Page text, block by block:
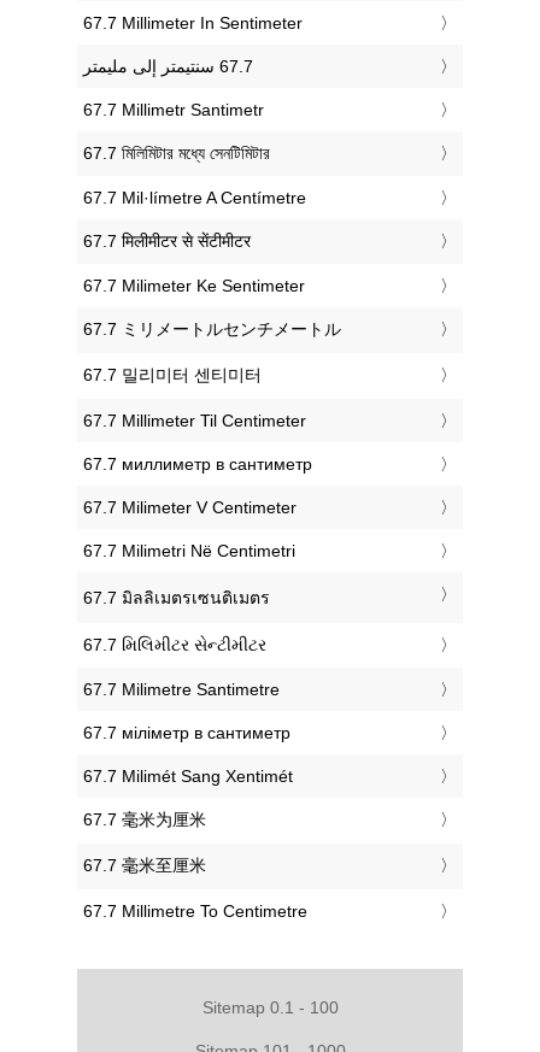
‎67.7 Millimeter In Sentimeter
‎67.7 Millimetr Santimetr
‎67.7 মিলিমিটার মধ্যে সেনটিমিটার
‎67.7 Mil·límetre A Centímetre
‎67.7 मिलीमीटर से सेंटीमीटर
‎67.7 Milimeter Ke Sentimeter
‎67.7 ミリメートルセンチメートル
‎67.7 밀리미터 센티미터
‎67.7 Millimeter Til Centimeter
‎67.7 миллиметр в сантиметр
‎67.7 Milimeter V Centimeter
‎67.7 Milimetri Në Centimetri
‎67.7 มิลลิเมตรเซนติเมตร
‎67.7 મિલિમીટર સેન્ટીમીટર
‎67.7 Milimetre Santimetre
‎67.7 міліметр в сантиметр
‎67.7 Milimét Sang Xentimét
‎67.7 毫米为厘米
‎67.7 毫米至厘米
‎67.7 Millimetre To Centimetre
Sitemap 0.1 - 100